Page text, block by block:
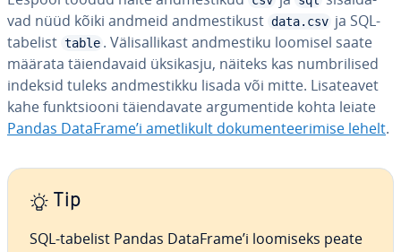
vad nüüd kõiki andmeid and­mes­ti­kust data.csv ja SQL-
tabelist table . Vä­lisal­li­kast and­mes­tiku loomisel saate
määrata täien­da­vaid üksikasju, näiteks kas numb­ri­li­sed
indeksid tuleks and­mes­tikku lisada või mitte. Li­sa­tea­vet
kahe funkt­siooni täien­da­vate ar­gu­men­tide kohta leiate
Pandas DataFrame’i amet­li­kult do­ku­men­tee­ri­mise lehelt.
Tip
SQL-tabelist Pandas DataFrame’i loomiseks peate